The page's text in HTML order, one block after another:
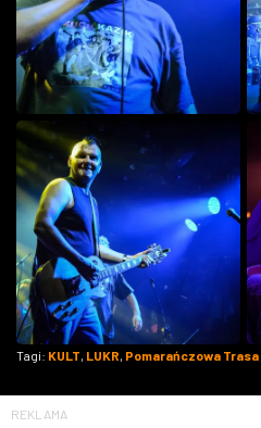
Tagi: KULT, LUKR, Pomarańczowa Trasa
REKLAMA